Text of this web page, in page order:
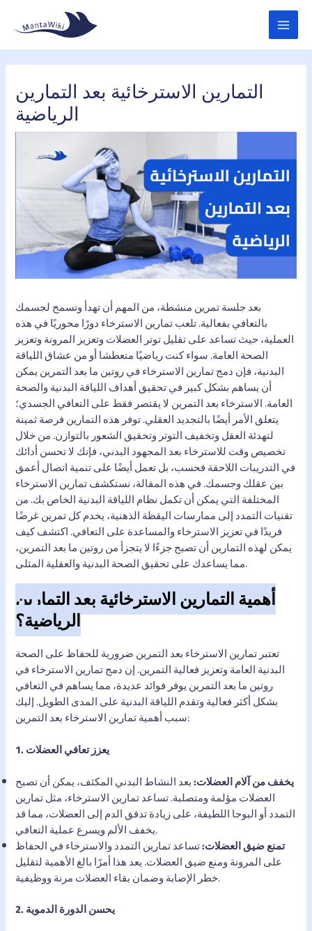
content
التمارين الاسترخائية بعد التمارين
الرياضية
بعد جلسة تمرين منشطة، من المهم أن تهدأ وتسمح لجسمك
بالتعافي بفعالية. تلعب تمارين الاسترخاء دورًا محوريًا في هذه
العملية، حيث تساعد على تقليل توتر العضلات وتعزيز المرونة وتعزيز
الصحة العامة. سواء كنت رياضيًا متعطشا أو من عشاق اللياقة
البدنية، فإن دمج تمارين الاسترخاء في روتين ما بعد التمرين يمكن
أن يساهم بشكل كبير في تحقيق أهداف اللياقة البدنية والصحة
العامة. الاسترخاء بعد التمرين لا يقتصر فقط على التعافي الجسدي؛
يتعلق الأمر أيضًا بالتجديد العقلي. توفر هذه التمارين فرصة ثمينة
لتهدئة العقل وتخفيف التوتر وتحقيق الشعور بالتوازن. من خلال
تخصيص وقت للاسترخاء بعد المجهود البدني، فإنك لا تحسن أدائك
في التدريبات اللاحقة فحسب، بل تعمل أيضًا على تنمية اتصال أعمق
بين عقلك وجسمك. في هذه المقالة، نستكشف تمارين الاسترخاء
المختلفة التي يمكن أن تكمل نظام اللياقة البدنية الخاص بك. من
تقنيات التمدد إلى ممارسات اليقظة الذهنية، يخدم كل تمرين غرضًا
فريدًا في تعزيز الاسترخاء والمساعدة على التعافي. اكتشف كيف
يمكن لهذه التمارين أن تصبح جزءًا لا يتجزأ من روتين ما بعد التمرين،
مما يساعدك على تحقيق الصحة البدنية والعقلية المثلى.
أهمية التمارين الاسترخائية بعد التمارين
الرياضية؟
تعتبر تمارين الاسترخاء بعد التمرين ضرورية للحفاظ على الصحة
البدنية العامة وتعزيز فعالية التمرين. إن دمج تمارين الاسترخاء في
روتين ما بعد التمرين يوفر فوائد عديدة، مما يساهم في التعافي
بشكل أكثر فعالية وتقدم اللياقة البدنية على المدى الطويل. إليك
سبب أهمية تمارين الاسترخاء بعد التمرين:
1. يعزز تعافي العضلات
يخفف من آلام العضلات:بعد النشاط البدني المكثف، يمكن أن تصبح
العضلات مؤلمة ومتصلبة. تساعد تمارين الاسترخاء، مثل تمارين
التمدد أو اليوجا اللطيفة، على زيادة تدفق الدم إلى العضلات، مما قد
يخفف الألم ويسرع عملية التعافي.
تمنع ضيق العضلات:تساعد تمارين التمدد والاسترخاء في الحفاظ
على المرونة ومنع ضيق العضلات. يعد هذا أمرًا بالغ الأهمية لتقليل
خطر الإصابة وضمان بقاء العضلات مرنة ووظيفية.
2. يحسن الدورة الدموية